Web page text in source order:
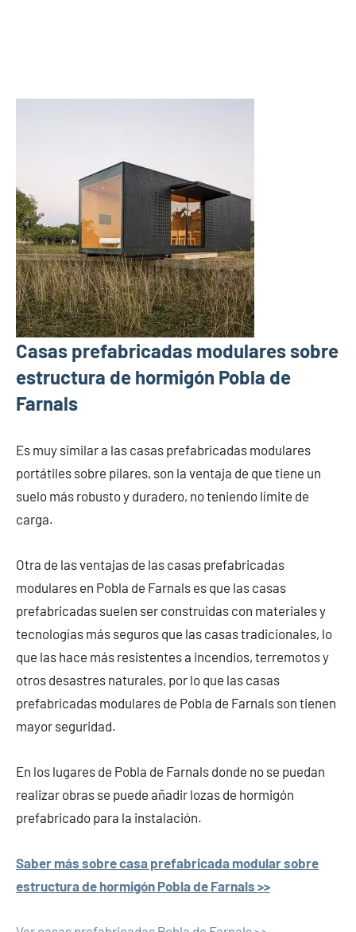
Casas prefabricadas modulares sobre
estructura de hormigón Pobla de
Farnals
Es muy similar a las casas prefabricadas modulares
portátiles sobre pilares, son la ventaja de que tiene un
suelo más robusto y duradero, no teniendo límite de
carga.
Otra de las ventajas de las casas prefabricadas
modulares en Pobla de Farnals es que las casas
prefabricadas suelen ser construidas con materiales y
tecnologías más seguros que las casas tradicionales, lo
que las hace más resistentes a incendios, terremotos y
otros desastres naturales, por lo que las casas
prefabricadas modulares de Pobla de Farnals son tienen
mayor seguridad.
En los lugares de Pobla de Farnals donde no se puedan
realizar obras se puede añadir lozas de hormigón
prefabricado para la instalación.
Saber más sobre casa prefabricada modular sobre
estructura de hormigón Pobla de Farnals >>